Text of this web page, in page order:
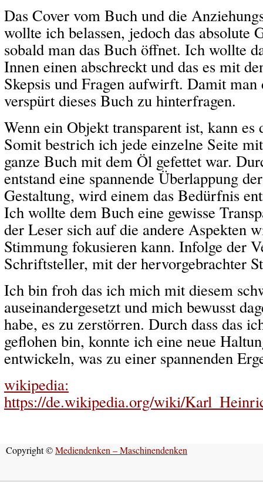
Das Cover vom Buch und die
wollte ich belassen, jedoch das absolute
sobald man das Buch öffnet. Ich wollte
Innen einen abschreckt und das es mit
Skepsis und Fragen aufwirft. Damit man
verspürt dieses Buch zu hinterfragen.
Wenn ein Objekt transparent ist, kann es
Somit bestrich ich jede einzelne Seite
ganze Buch mit dem Öl gefettet war.
entstand eine spannende Überlappung
Gestaltung, wird einem das Bedürfnis
Ich wollte dem Buch eine gewisse
der Leser sich auf die andere Aspekten
Stimmung fokusieren kann. Infolge der
Schriftsteller, mit der hervorgebrachter
Ich bin froh das ich mich mit diesem
auseinandergesetzt und mich bewusst
habe, es zu zerstörren. Durch dass das
geflohen bin, konnte ich eine neue
entwickeln, was zu einer spannenden
wikipedia:
https://de.wikipedia.org/wiki/
Copyright ©Mediendenken – Maschinendenken